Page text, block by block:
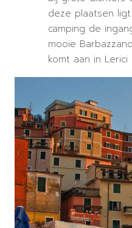
deze plaatsen
camping de
mooie
komt aan in